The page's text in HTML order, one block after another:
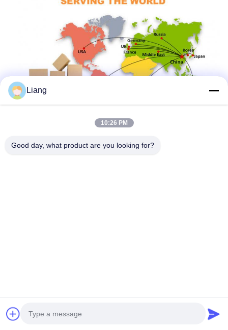
Liang
10:26 PM
Good day, what product are you looking for?